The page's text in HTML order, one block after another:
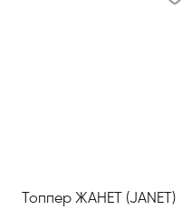
Топпер ЖАНЕТ (JANET)